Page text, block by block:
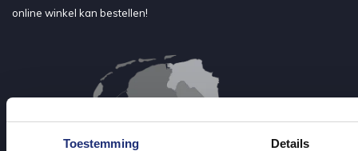
Toestemming Details
online winkel kan bestellen!